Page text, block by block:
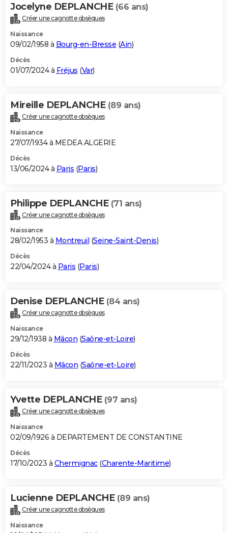
Jocelyne DEPLANCHE (66 ans)
Créer une cagnotte obsèques
Naissance
09/02/1958 à Bourg-en-Bresse (Ain)
Décès
01/07/2024 à Fréjus (Var)
Mireille DEPLANCHE (89 ans)
Créer une cagnotte obsèques
Naissance
27/07/1934 à MEDEA ALGERIE
Décès
13/06/2024 à Paris (Paris)
Philippe DEPLANCHE (71 ans)
Créer une cagnotte obsèques
Naissance
28/02/1953 à Montreuil (Seine-Saint-Denis)
Décès
22/04/2024 à Paris (Paris)
Denise DEPLANCHE (84 ans)
Créer une cagnotte obsèques
Naissance
29/12/1938 à Mâcon (Saône-et-Loire)
Décès
22/11/2023 à Mâcon (Saône-et-Loire)
Yvette DEPLANCHE (97 ans)
Créer une cagnotte obsèques
Naissance
02/09/1926 à DEPARTEMENT DE CONSTANTINE
Décès
17/10/2023 à Chermignac(Charente-Maritime)
Lucienne DEPLANCHE (89 ans)
Créer une cagnotte obsèques
Naissance